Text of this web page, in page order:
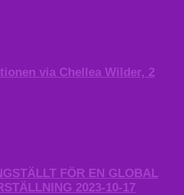
via Chellea Wilder, 2
FÖR EN GLOBAL
2023-10-17